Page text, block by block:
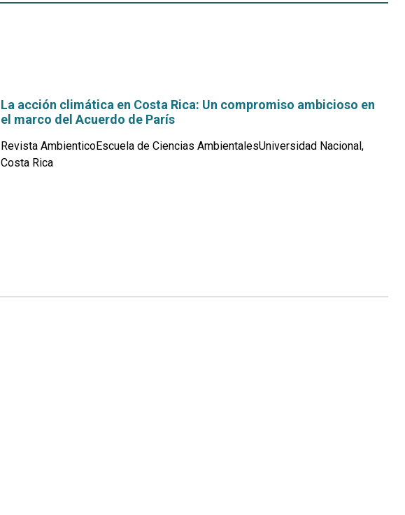
La acción climática en Costa Rica: Un compromiso ambicioso en
el marco del Acuerdo de París
Revista AmbienticoEscuela de Ciencias AmbientalesUniversidad Nacional,
Costa Rica